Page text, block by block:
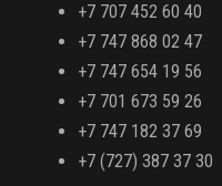
+7 707 452 60 40
+7 747 868 02 47
+7 747 654 19 56
+7 701 673 59 26
+7 747 182 37 69
+7 (727) 387 37 30